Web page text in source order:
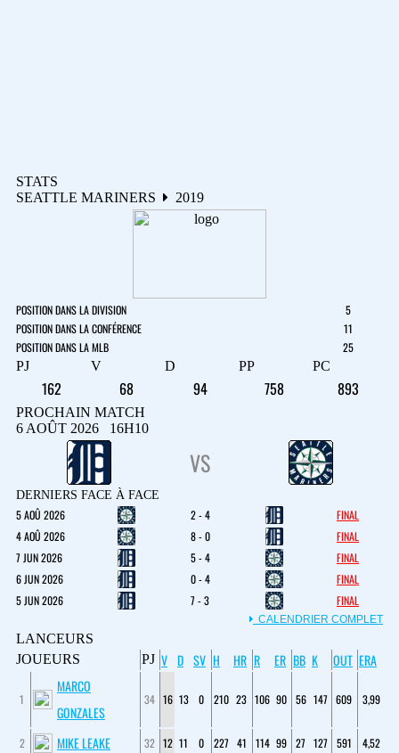
STATS
SEATTLE MARINERS
2019
POSITION DANS LA DIVISION
5
POSITION DANS LA CONFÉRENCE
11
POSITION DANS LA MLB
25
PJ
V D PP PC
162 68 94 758 893
PROCHAIN MATCH
6 AOÛT 2026 16H10
VS
DERNIERS FACE À FACE
5 AOÛ 2026 2 - 4
FINAL
4 AOÛ 2026
8 - 0
FINAL
7 JUN 2026
5 - 4
FINAL
6 JUN 2026
0 - 4
FINAL
5 JUN 2026
7 - 3 FINAL
CALENDRIER COMPLET
LANCEURS
JOUEURS
PJ V D SV H HR R ER BB K OUT ERA
1
MARCO
GONZALES
34 16 13 0 210 23 106 90 56 147 609 3,99
2 MIKE LEAKE 32 12 11 0 227 41 114 99 27 127 591
4,52